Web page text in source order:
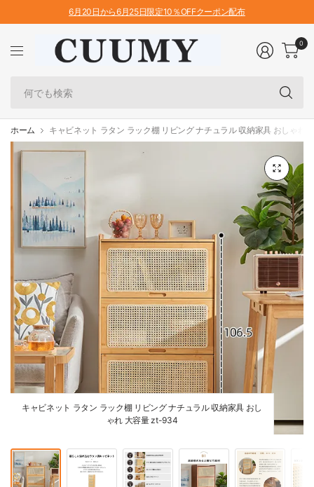
6月20日から6月25日限定10％OFFクーポン配布
索
0
ホーム キャビネット ラタン ラック棚 リビング ナチュラル 収納家具 おしゃれ
キャビネット ラタン ラック棚 リビング ナチュラル 収納家具 おし
ゃれ 大容量 zt-934